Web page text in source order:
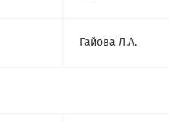
Гайова Л.А.